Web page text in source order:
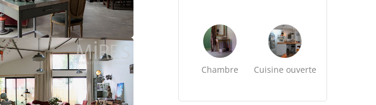
Chambre Cuisine ouverte